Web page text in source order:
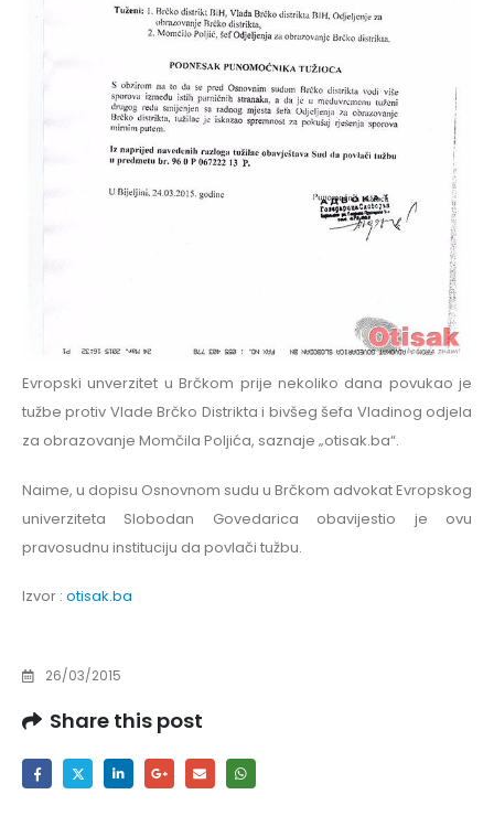
Evropski unverzitet u Brčkom prije nekoliko dana povukao je
tužbe protiv Vlade Brčko Distrikta i bivšeg šefa Vladinog odjela
za obrazovanje Momčila Poljića, saznaje „otisak.ba“.
Naime, u dopisu Osnovnom sudu u Brčkom advokat Evropskog
univerziteta Slobodan Govedarica obavijestio je ovu
pravosudnu instituciju da povlači tužbu.
Izvor : otisak.ba
26/03/2015
Share this post